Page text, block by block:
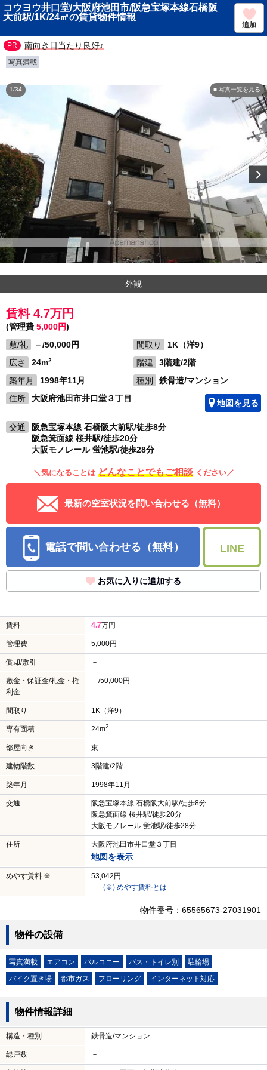
コウヨウ井口堂/大阪府池田市/阪急宝塚本線石橋阪
大前駅/1K/24㎡の賃貸物件情報
追加
南向き日当たり良好♪
写真満載
■ 写真一覧を見る
1/34
外観
賃料 4.7万円
(管理費 5,000円)
敷/礼
－/50,000円 間取り
1K（洋9）
広さ
24m2 階建
3階建/2階
築年月
1998年11月 種別
鉄骨造/マンション
住所
大阪府池田市井口堂３丁目 地図を見る
交通
阪急宝塚本線 石橋阪大前駅/徒歩8分
阪急箕面線 桜井駅/徒歩20分
大阪モノレール 蛍池駅/徒歩28分
＼気になることは どんなことでもご相談 ください／
最新の空室状況を問い合わせる（無料）
電話で問い合わせる（無料） LINE
お気に入りに追加する
賃料 4.7万円
管理費 5,000円
償却/敷引 －
敷金・保証金/礼金・権
利金
－/50,000円
間取り 1K（洋9）
専有面積 24m2
部屋向き 東
建物階数 3階建/2階
築年月 1998年11月
交通
阪急宝塚本線 石橋阪大前駅/徒歩8分
阪急箕面線 桜井駅/徒歩20分
大阪モノレール 蛍池駅/徒歩28分
住所 大阪府池田市井口堂３丁目
地図を表示
めやす賃料 ※
53,042円
(※) めやす賃料とは
物件番号：65565673-27031901
物件の設備
写真満載 エアコン バルコニー バス・トイレ別
駐輪場
バイク置き場
都市ガス フローリング インターネット対応
物件情報詳細
構造・種別 鉄骨造/マンション
総戸数 －